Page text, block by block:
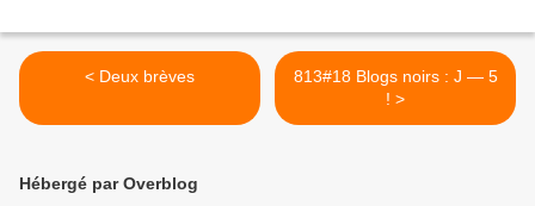
< Deux brèves
813#18 Blogs noirs : J — 5
! >
Hébergé par Overblog